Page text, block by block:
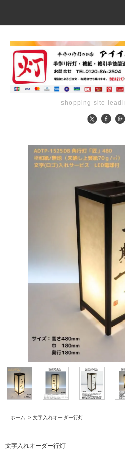
shopping site
ホーム > 文字入れオーダー行灯
文字入れオーダー行灯